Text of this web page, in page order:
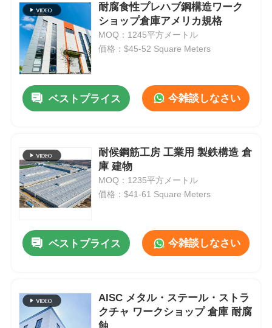
製品
ビデオ
企業情報
品質管理
お問い合わせ
ニュース
見積依頼
耐腐食性プレハブ鋼構造ワーク
ショップ倉庫アメリカ規格
MOQ：1245平方メートル
価格：$45-52 Square Meters
ベストプライス 今雑談しなさい
耐候鋼筋工房 工業用 製鉄構造 倉
庫 建物
MOQ：1235平方メートル
価格：$41-61 Square Meters
ベストプライス 今雑談しなさい
AISC メタル・ステール・ストラ
クチャ ワークショップ 倉庫 耐腐
蝕